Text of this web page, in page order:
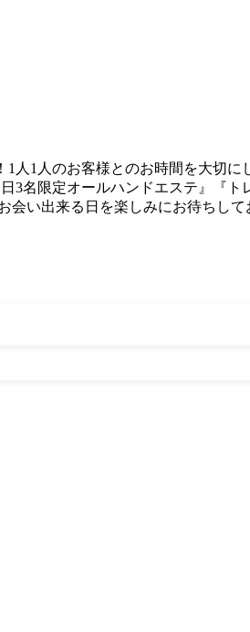
人1人のお客様とのお時間を大切
名限定オールハンドエステ』『ト
い出来る日を楽しみにお待ちして